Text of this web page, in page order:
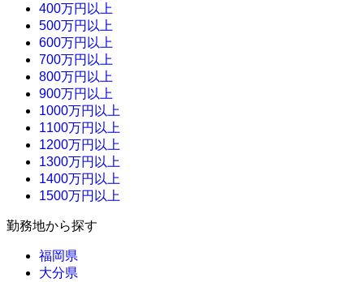
400万円以上
500万円以上
600万円以上
700万円以上
800万円以上
900万円以上
1000万円以上
1100万円以上
1200万円以上
1300万円以上
1400万円以上
1500万円以上
勤務地から探す
福岡県
大分県